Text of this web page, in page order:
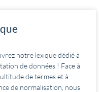
notre lexique dédié à
de données ! Face à
de termes et à
de normalisation, nous